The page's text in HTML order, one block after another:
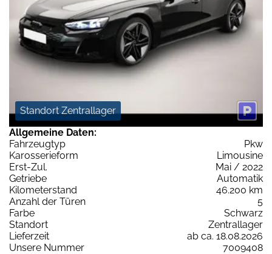
Standort Zentrallager
Allgemeine Daten:
Fahrzeugtyp
Pkw
Karosserieform
Limousine
Erst-Zul.
Mai / 2022
Getriebe
Automatik
Kilometerstand
46.200 km
Anzahl der Türen
5
Farbe
Schwarz
Standort
Zentrallager
Lieferzeit
ab ca. 18.08.2026
Unsere Nummer
7009408